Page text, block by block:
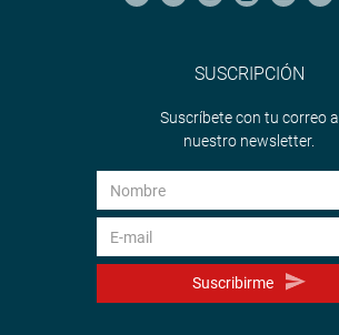
SUSCRIPCIÓN
Suscríbete con tu correo a
nuestro newsletter.
Suscribirme